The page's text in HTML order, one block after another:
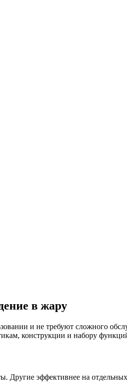
в жару
и не требуют сложного
конструкции и набору
эффективнее на